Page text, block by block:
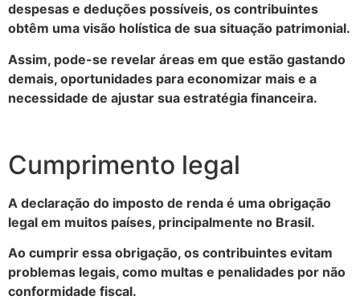
despesas e deduções possíveis, os contribuintes
obtêm uma visão holística de sua situação patrimonial.
Assim, pode-se revelar áreas em que estão gastando
demais, oportunidades para economizar mais e a
necessidade de ajustar sua estratégia financeira.
Cumprimento legal
A declaração do imposto de renda é uma obrigação
legal em muitos países, principalmente no Brasil.
Ao cumprir essa obrigação, os contribuintes evitam
problemas legais, como multas e penalidades por não
conformidade fiscal.